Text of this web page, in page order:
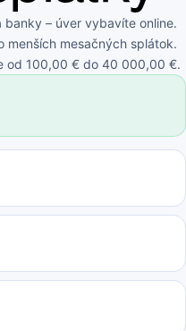
– úver vybavíte online.
mesačných splátok.
od 100,00 € do 40 000,00 €.